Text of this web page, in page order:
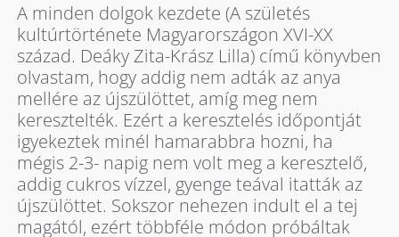
A minden dolgok kezdete (A születés
kultúrtörténete Magyarországon XVI-XX
század. Deáky Zita-Krász Lilla) című könyvben
olvastam, hogy addig nem adták az anya
mellére az újszülöttet, amíg meg nem
keresztelték. Ezért a keresztelés időpontját
igyekeztek minél hamarabbra hozni, ha
mégis 2-3- napig nem volt meg a keresztelő,
addig cukros vízzel, gyenge teával itatták az
újszülöttet. Sokszor nehezen indult el a tej
magától, ezért többféle módon próbáltak